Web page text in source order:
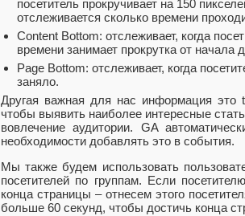
посетитель прокручивает на 150
отслеживается сколько времени
Content Bottom: отслеживает, когда
времени занимает прокрутка от начала
Page Bottom: отслеживает, когда
заняло.
Другая важная для нас информация
чтобы выявить наиболее интересные
вовлечение аудитории. GA
необходимости добавлять это в события.
Мы также будем использовать
посетителей по группам. Если
конца страницы – отнесем этого
больше 60 секунд, чтобы достичь конца